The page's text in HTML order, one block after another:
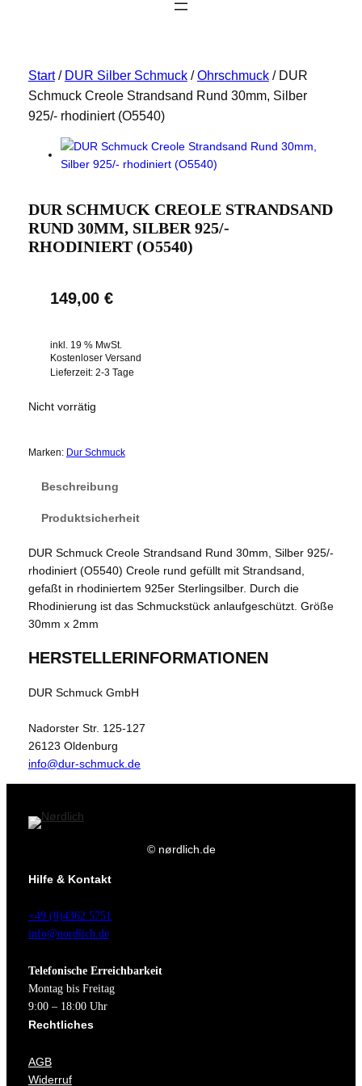
Start/ DUR Silber Schmuck/Ohrschmuck/ DUR
Schmuck Creole Strandsand Rund 30mm, Silber
925/- rhodiniert (O5540)
DUR SCHMUCK CREOLE STRANDSAND
RUND 30MM, SILBER 925/-
RHODINIERT (O5540)
149,00 €
inkl. 19 % MwSt.
Kostenloser Versand
Lieferzeit: 2-3 Tage
Nicht vorrätig
Marken: Dur Schmuck
Beschreibung
Produktsicherheit
DUR Schmuck Creole Strandsand Rund 30mm, Silber 925/-
rhodiniert (O5540) Creole rund gefüllt mit Strandsand,
gefaßt in rhodiniertem 925er Sterlingsilber. Durch die
Rhodinierung ist das Schmuckstück anlaufgeschützt. Größe
30mm x 2mm
HERSTELLERINFORMATIONEN
DUR Schmuck GmbH
Nadorster Str. 125-127
26123 Oldenburg
info@dur-schmuck.de
© nørdlich.de
Hilfe & Kontakt
+49 (0)4362 5751
info@nordlich.de
Telefonische Erreichbarkeit
Montag bis Freitag
9:00 – 18:00 Uhr
Rechtliches
AGB
Widerruf